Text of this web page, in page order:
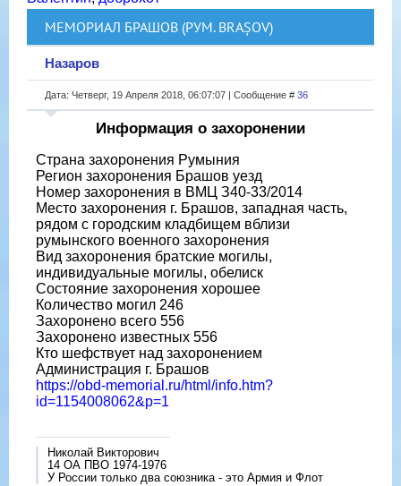
МЕМОРИАЛ БРАШОВ (РУМ. BRAȘOV)
Назаров
Дата: Четверг, 19 Апреля 2018, 06:07:07 | Сообщение # 36
Информация о захоронении
Страна захоронения Румыния
Регион захоронения Брашов уезд
Номер захоронения в ВМЦ З40-33/2014
Место захоронения г. Брашов, западная часть,
рядом с городским кладбищем вблизи
румынского военного захоронения
Вид захоронения братские могилы,
индивидуальные могилы, обелиск
Состояние захоронения хорошее
Количество могил 246
Захоронено всего 556
Захоронено известных 556
Кто шефствует над захоронением
Администрация г. Брашов
https://obd-memorial.ru/html/info.htm?
id=1154008062&p=1
Николай Викторович
14 ОА ПВО 1974-1976
У России только два союзника - это Армия и Флот